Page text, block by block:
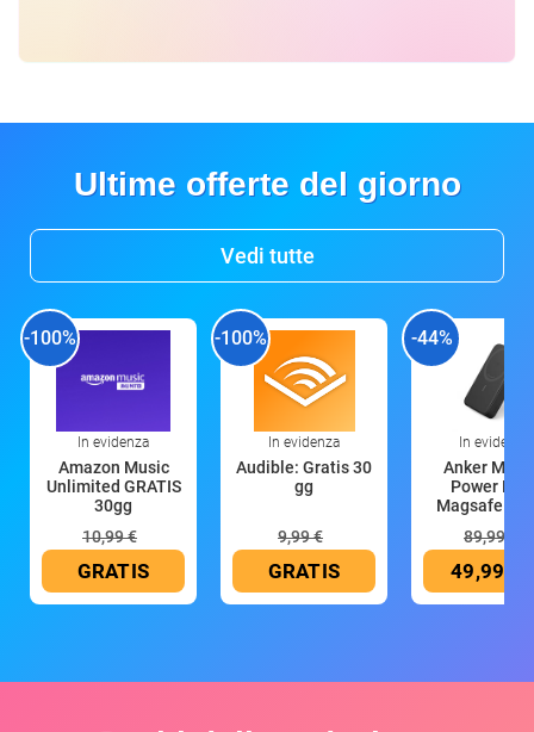
Ultime offerte del giorno
Vedi tutte
-100%
In evidenza
Amazon Music
Unlimited GRATIS
30gg
10,99 €
GRATIS
-100%
In evidenza
Audible: Gratis 30
gg
9,99 €
GRATIS
-44%
In evidenza
Anker
Power
Magsafe
89,99 €
49,99 €